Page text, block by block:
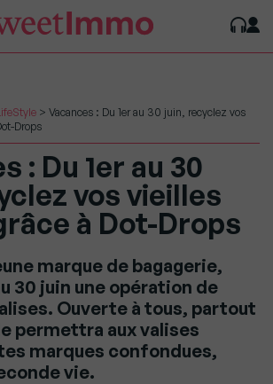
> Vacances : Du 1er au 30 juin, recyclez vos
Drops
: Du 1er au 30
vos vieilles
à Dot-Drops
marque de bagagerie,
30 juin une opération de
Ouverte à tous, partout
permettra aux valises
marques confondues,
vie.